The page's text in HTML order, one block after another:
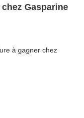
Gasparine